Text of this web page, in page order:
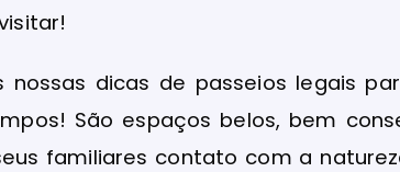
nossas dicas de passeios legais
São espaços belos, bem
familiares contato com a